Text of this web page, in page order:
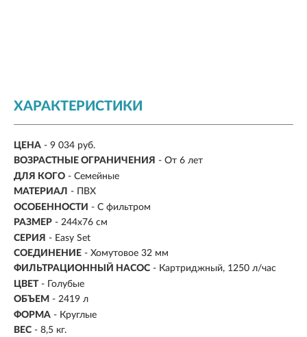
ХАРАКТЕРИСТИКИ
ЦЕНА - 9 034 руб.
ВОЗРАСТНЫЕ ОГРАНИЧЕНИЯ - От 6 лет
ДЛЯ КОГО - Семейные
МАТЕРИАЛ - ПВХ
ОСОБЕННОСТИ - С фильтром
РАЗМЕР - 244x76 см
СЕРИЯ - Easy Set
СОЕДИНЕНИЕ - Хомутовое 32 мм
ФИЛЬТРАЦИОННЫЙ НАСОС - Картриджный, 1250 л/час
ЦВЕТ - Голубые
ОБЪЕМ - 2419 л
ФОРМА - Круглые
ВЕС - 8,5 кг.